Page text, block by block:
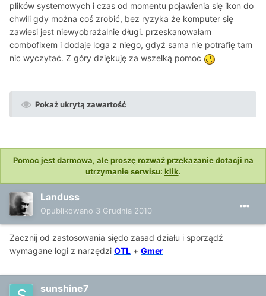
plików systemowych i czas od momentu pojawienia się ikon do
chwili gdy można coś zrobić, bez ryzyka że komputer się
zawiesi jest niewyobrażalnie długi. przeskanowałam
combofixem i dodaje loga z niego, gdyż sama nie potrafię tam
nic wyczytać. Z góry dziękuję za wszelką pomoc
Pokaż ukrytą zawartość
Pomoc jest darmowa, ale proszę rozważ przekazanie dotacji na
utrzymanie serwisu: klik.
Landuss
Opublikowano 3 Grudnia 2010
Zacznij od zastosowania siędo zasad działu i sporządź
wymagane logi z narzędzi OTL + Gmer
sunshine7